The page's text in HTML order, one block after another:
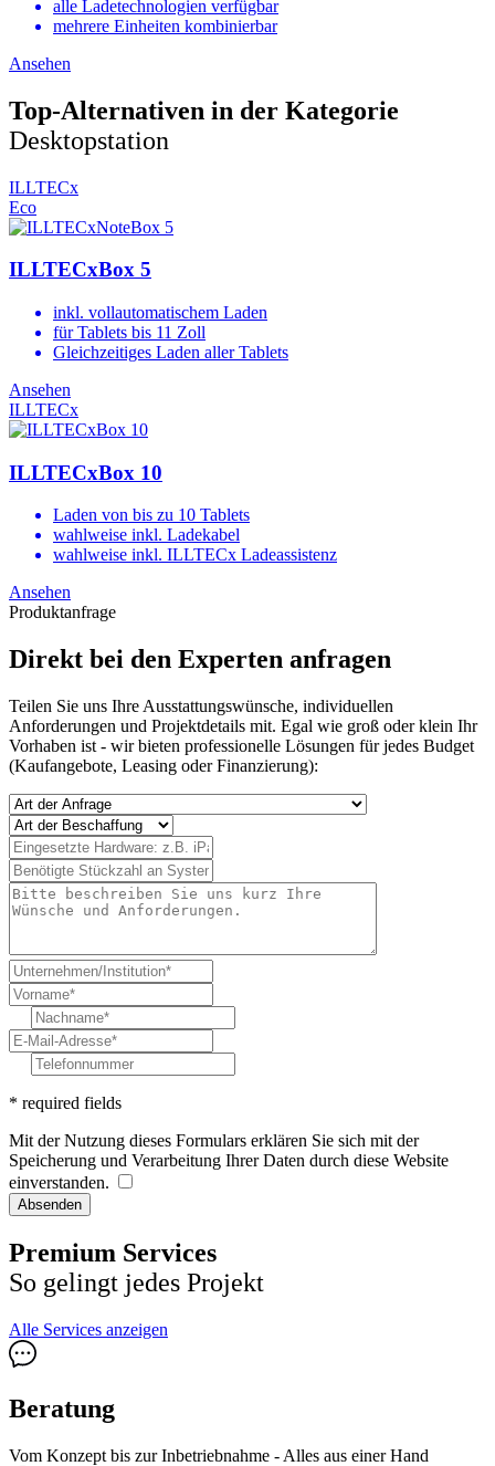
alle Ladetechnologien verfügbar
mehrere Einheiten kombinierbar
Ansehen
Top-Alternativen in der Kategorie
Desktopstation
ILLTECx
Eco
ILLTECxBox 5
inkl. vollautomatischem Laden
für Tablets bis 11 Zoll
Gleichzeitiges Laden aller Tablets
Ansehen
ILLTECx
ILLTECxBox 10
Laden von bis zu 10 Tablets
wahlweise inkl. Ladekabel
wahlweise inkl. ILLTECx Ladeassistenz
Ansehen
Produktanfrage
Direkt bei den Experten anfragen
Teilen Sie uns Ihre Ausstattungswünsche, individuellen
Anforderungen und Projektdetails mit. Egal wie groß oder klein Ihr
Vorhaben ist - wir bieten professionelle Lösungen für jedes Budget
(Kaufangebote, Leasing oder Finanzierung):
* required fields
Mit der Nutzung dieses Formulars erklären Sie sich mit der
Speicherung und Verarbeitung Ihrer Daten durch diese Website
einverstanden.
Absenden
Premium Services
So gelingt jedes Projekt
Alle Services anzeigen
Beratung
Vom Konzept bis zur Inbetriebnahme - Alles aus einer Hand